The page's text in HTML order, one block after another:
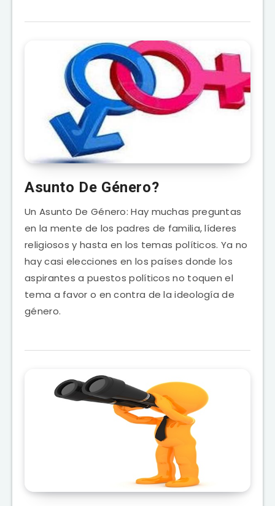
Asunto De Género?
Un Asunto De Género: Hay muchas preguntas
en la mente de los padres de familia, líderes
religiosos y hasta en los temas políticos. Ya no
hay casi elecciones en los países donde los
aspirantes a puestos políticos no toquen el
tema a favor o en contra de la ideología de
género.